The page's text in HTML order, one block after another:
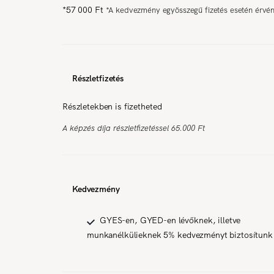
*57 000 Ft *A kedvezmény egyösszegű fizetés esetén
Részletfizetés
Részletekben is fizetheted
A képzés díja részletfizetéssel 65.000 Ft
Kedvezmény
GYES-en, GYED-en lévőknek, illetve
munkanélkülieknek 5% kedvezményt biztosítunk